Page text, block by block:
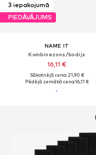
3 iepakojumā
PIEDĀVĀJUMS
NAME IT
Kombinezons/bodijs
16,11 €
Sākotnējā cena: 21,90 €
Pēdējā zemākā cena:16,11 €